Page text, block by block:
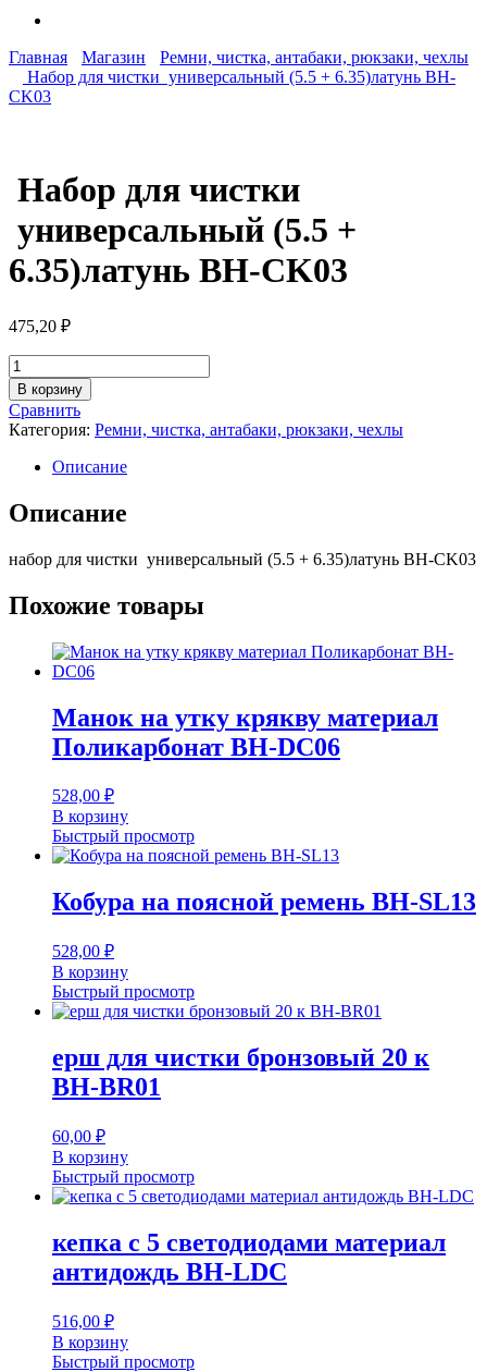
Главная Магазин
Ремни, чистка, антабаки, рюкзаки, чехлы
Набор для чистки универсальный (5.5 + 6.35)латунь BH-
CK03
Набор для чистки
универсальный (5.5 +
6.35)латунь BH-CK03
475,20 ₽
Количество
товара
Набор
для
чистки
универсальный
+
6.35)латунь
CK03
В корзину
Сравнить
Категория: Ремни, чистка, антабаки, рюкзаки, чехлы
Описание
Описание
набор для чистки универсальный (5.5 + 6.35)латунь BH-CK03
Похожие товары
Манок на утку крякву материал
Поликарбонат BH-DC06
528,00 ₽
В корзину
Быстрый просмотр
Кобура на поясной ремень BH-SL13
528,00 ₽
В корзину
Быстрый просмотр
ерш для чистки бронзовый 20 к
BH-BR01
60,00 ₽
В корзину
Быстрый просмотр
кепка с 5 светодиодами материал
антидождь BH-LDC
516,00 ₽
В корзину
Быстрый просмотр